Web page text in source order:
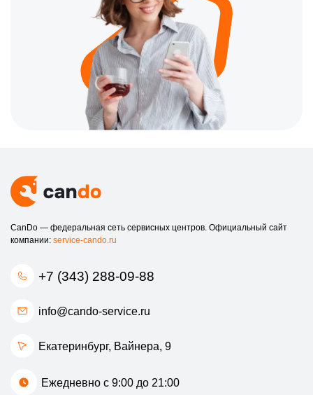
CanDo — федеральная сеть сервисных центров. Официальный сайт
компании: service-cando.ru
+7 (343) 288-09-88
info@cando-service.ru
Екатеринбург, ​Вайнера, 9
Ежедневно с 9:00 до 21:00